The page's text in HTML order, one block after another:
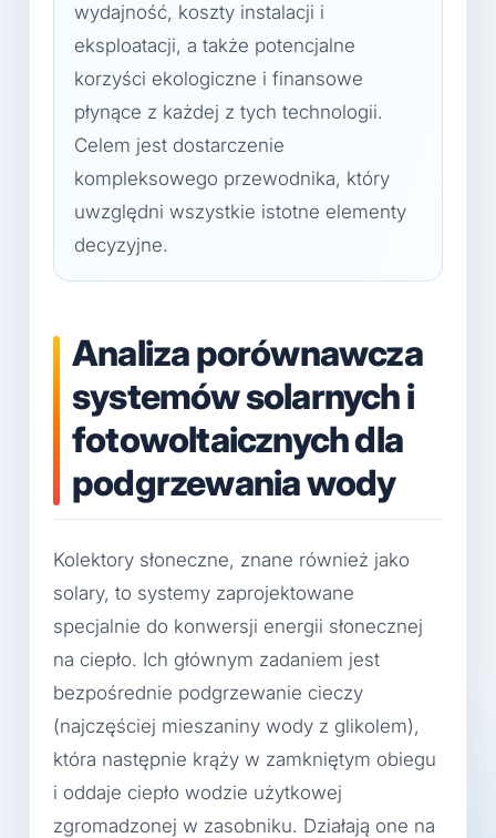
wydajność, koszty instalacji i
eksploatacji, a także potencjalne
korzyści ekologiczne i finansowe
płynące z każdej z tych technologii.
Celem jest dostarczenie
kompleksowego przewodnika, który
uwzględni wszystkie istotne elementy
decyzyjne.
Analiza porównawcza
systemów solarnych i
fotowoltaicznych dla
podgrzewania wody
Kolektory słoneczne, znane również jako
solary, to systemy zaprojektowane
specjalnie do konwersji energii słonecznej
na ciepło. Ich głównym zadaniem jest
bezpośrednie podgrzewanie cieczy
(najczęściej mieszaniny wody z glikolem),
która następnie krąży w zamkniętym obiegu
i oddaje ciepło wodzie użytkowej
zgromadzonej w zasobniku. Działają one na